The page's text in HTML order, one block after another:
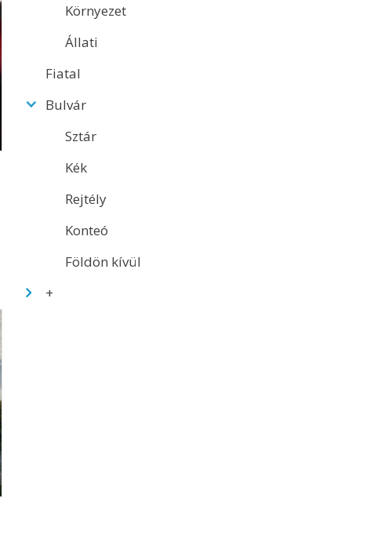
Környezet
Állati
Fiatal
Bulvár
Sztár
Kék
Rejtély
Konteó
Földön kívül
+